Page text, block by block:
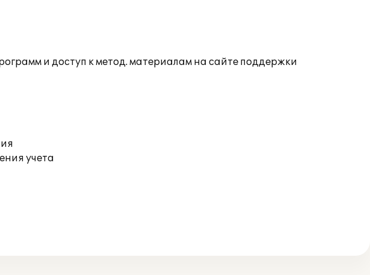
и доступ к метод. материалам на сайте поддержки
учета